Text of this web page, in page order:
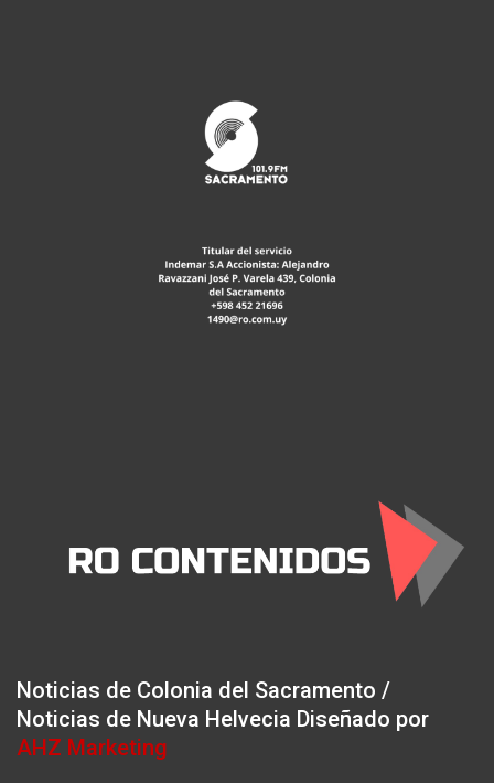
Noticias de Colonia del Sacramento /
Noticias de Nueva Helvecia Diseñado por
AHZ Marketing